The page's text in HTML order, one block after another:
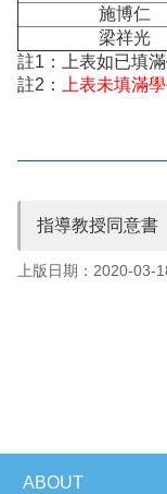
施博仁
梁祥光
註1：上表如已填
註2：
上表未填滿
指導教授同意書
上版日期：2020-03-
ABOUT